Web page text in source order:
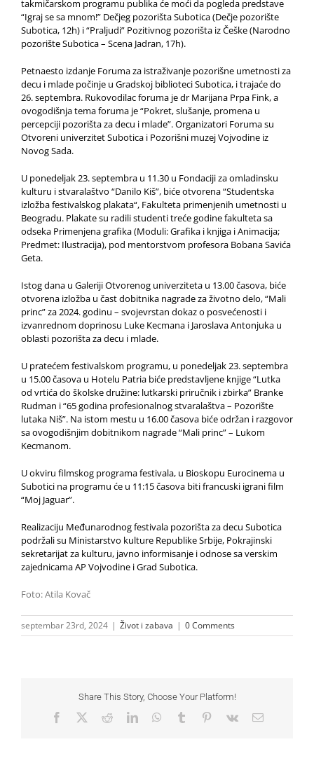
takmičarskom programu publika će moći da pogleda predstave
“Igraj se sa mnom!” Dečjeg pozorišta Subotica (Dečje pozorište
Subotica, 12h) i “Praljudi” Pozitivnog pozorišta iz Češke (Narodno
pozorište Subotica – Scena Jadran, 17h).
Petnaesto izdanje Foruma za istraživanje pozorišne umetnosti za
decu i mlade počinje u Gradskoj biblioteci Subotica, i trajaće do
26. septembra. Rukovodilac foruma je dr Marijana Prpa Fink, a
ovogodišnja tema foruma je “Pokret, slušanje, promena u
percepciji pozorišta za decu i mlade”. Organizatori Foruma su
Otvoreni univerzitet Subotica i Pozorišni muzej Vojvodine iz
Novog Sada.
U ponedeljak 23. septembra u 11.30 u Fondaciji za omladinsku
kulturu i stvaralaštvo “Danilo Kiš”, biće otvorena “Studentska
izložba festivalskog plakata“, Fakulteta primenjenih umetnosti u
Beogradu. Plakate su radili studenti treće godine fakulteta sa
odseka Primenjena grafika (Moduli: Grafika i knjiga i Animacija;
Predmet: Ilustracija), pod mentorstvom profesora Bobana Savića
Geta.
Istog dana u Galeriji Otvorenog univerziteta u 13.00 časova, biće
otvorena izložba u čast dobitnika nagrade za životno delo, “Mali
princ” za 2024. godinu – svojevrstan dokaz o posvećenosti i
izvanrednom doprinosu Luke Kecmana i Jaroslava Antonjuka u
oblasti pozorišta za decu i mlade.
U pratećem festivalskom programu, u ponedeljak 23. septembra
u 15.00 časova u Hotelu Patria biće predstavljene knjige “Lutka
od vrtića do školske družine: lutkarski priručnik i zbirka” Branke
Rudman i “65 godina profesionalnog stvaralaštva – Pozorište
lutaka Niš”. Na istom mestu u 16.00 časova biće održan i razgovor
sa ovogodišnjim dobitnikom nagrade “Mali princ” – Lukom
Kecmanom.
U okviru filmskog programa festivala, u Bioskopu Eurocinema u
Subotici na programu će u 11:15 časova biti francuski igrani film
“Moj Jaguar”.
Realizaciju Međunarodnog festivala pozorišta za decu Subotica
podržali su Ministarstvo kulture Republike Srbije, Pokrajinski
sekretarijat za kulturu, javno informisanje i odnose sa verskim
zajednicama AP Vojvodine i Grad Subotica.
Foto: Atila Kovač
septembar 23rd, 2024 | Život i zabava | 0 Comments
Share This Story, Choose Your Platform!
Facebook RedditLinkedInWhatsApp
Tumblr Pinterest
Vk Email